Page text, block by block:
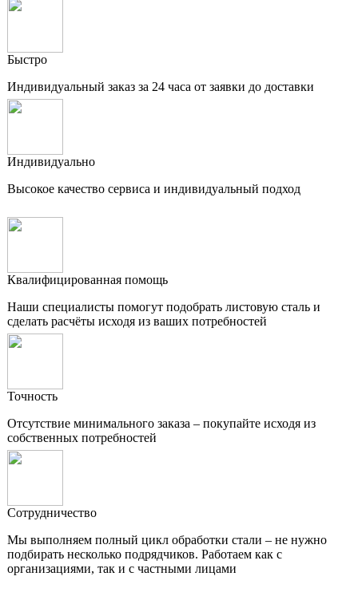
Быстро
Индивидуальный заказ за 24 часа от заявки до доставки
Индивидуально
Высокое качество сервиса и индивидуальный подход
Квалифицированная помощь
Наши специалисты помогут подобрать листовую сталь и
сделать расчёты исходя из ваших потребностей
Точность
Отсутствие минимального заказа – покупайте исходя из
собственных потребностей
Сотрудничество
Мы выполняем полный цикл обработки стали – не нужно
подбирать несколько подрядчиков. Работаем как с
организациями, так и с частными лицами